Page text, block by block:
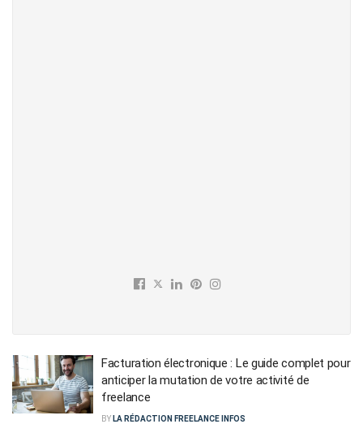
Facturation électronique : Le guide complet pour
anticiper la mutation de votre activité de
freelance
BY LA RÉDACTION FREELANCE INFOS